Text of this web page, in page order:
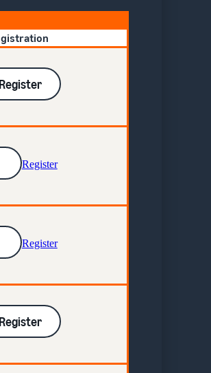
Register
Register
Register
Register